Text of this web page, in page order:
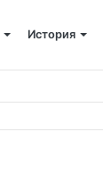
История